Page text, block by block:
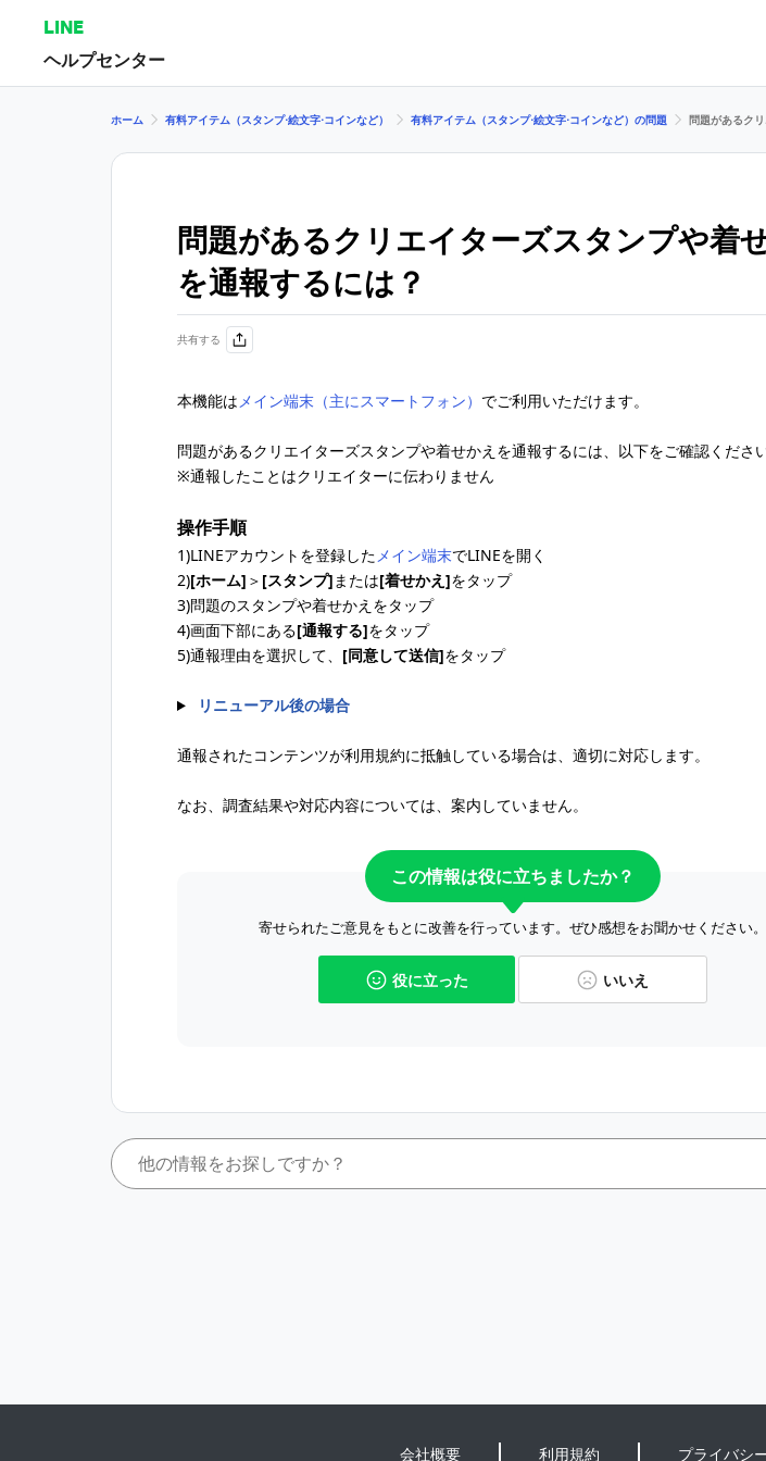
LINE
ヘルプセンター
ホーム 有料アイテム（スタンプ⋅絵文字⋅コインなど） 有料アイテム（スタンプ⋅絵文字⋅コインなど）の問題 問題があるク
問題があるクリエイターズスタンプや着
を通報するには？
共有する
本機能はメイン端末（主にスマートフォン） でご利用いただけます。
問題があるクリエイターズスタンプや着せかえを通報するには、以下をご確認ください
※通報したことはクリエイターに伝わりません
操作手順
1)LINEアカウントを登録したメイン端末でLINEを開く
2)[ホーム] ＞ [スタンプ]または[着せかえ]をタップ
3)問題のスタンプや着せかえをタップ
4)画面下部にある[通報する]をタップ
5)通報理由を選択して、 [同意して送信]をタップ
リニューアル後の場合
通報されたコンテンツが利用規約に抵触している場合は、適切に対応します。
なお、調査結果や対応内容については、案内していません。
この情報は役に立ちましたか？
寄せられたご意見をもとに改善を行っています。ぜひ感想をお聞かせください。
役に立った いいえ
会社概要 利用規約 プライバシ